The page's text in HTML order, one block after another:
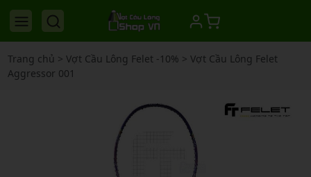
Trang chủ > Vợt Cầu Lông Felet -10% > Vợt Cầu Lông Felet
Aggressor 001